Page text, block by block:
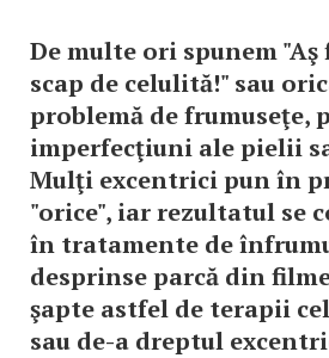
De multe ori spunem "Aş
scap de celulită!" sau
problemă de frumuseţe,
imperfecţiuni ale pielii
Mulţi excentrici pun în
"orice", iar rezultatul se
în tratamente de
desprinse parcă din
şapte astfel de terapii
sau de-a dreptul